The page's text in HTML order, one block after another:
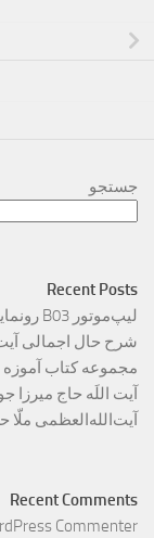
جستجو
Recent Posts
لیپ‌موتور B03 رونمایی شد؛
شرح حال اجمالی
مجموعه کتاب
آیت اللَه حاج میرزا
آیت‌الله‌العظمی
Recent Comments
Commenter